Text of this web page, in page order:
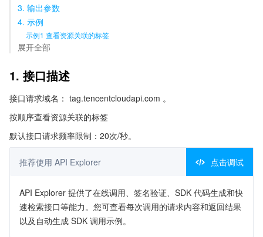
3. 输出参数
4. 示例
示例1 查看资源关联的标签
展开全部
1. 接口描述
接口请求域名： tag.tencentcloudapi.com 。
按顺序查看资源关联的标签
默认接口请求频率限制：20次/秒。
推荐使用 API Explorer 点击调试
API Explorer 提供了在线调用、签名验证、SDK 代码生成和快
速检索接口等能力。您可查看每次调用的请求内容和返回结果
以及自动生成 SDK 调用示例。